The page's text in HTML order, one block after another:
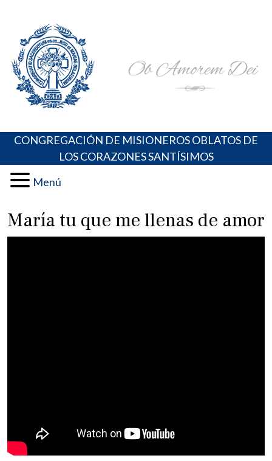
content
Portal de los Padres Oblatos. Advocaciones Marianas,
Oraciones, Música religiosa y más
CONGREGACIÓN DE MISIONEROS OBLATOS DE
LOS CORAZONES SANTÍSIMOS
Menú
María tu que me llenas de amor